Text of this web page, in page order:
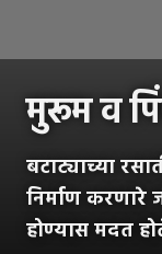
मुरूम व
बटाट्याच्या
निर्माण
होण्यास मदत